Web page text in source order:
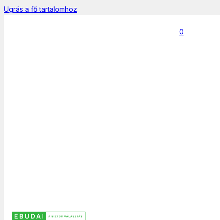
Ugrás a fő tartalomhoz
0